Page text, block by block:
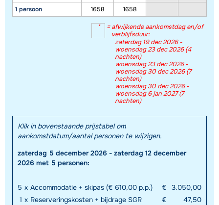
1 persoon
1658
1658
* =afwijkende aankomstdag en/of
verblijfsduur:
zaterdag 19 dec 2026 -
woensdag 23 dec 2026 (4
nachten)
woensdag 23 dec 2026 -
woensdag 30 dec 2026 (7
nachten)
woensdag 30 dec 2026 -
woensdag 6 jan 2027 (7
nachten)
Klik in bovenstaande prijstabel om
aankomstdatum/aantal personen te wijzigen.
zaterdag 5 december 2026 - zaterdag 12 december
2026 met 5 personen:
5 x Accommodatie + skipas (€ 610,00 p.p.) €
3.050,00
1 x Reserveringskosten + bijdrage SGR €
47,50